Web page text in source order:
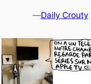
—Daily Crouty